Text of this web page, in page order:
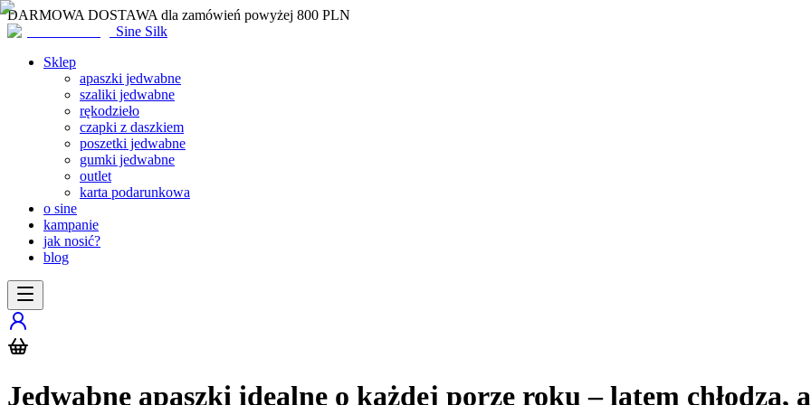
DARMOWA DOSTAWA dla zamówień powyżej 800 PLN
Sine Silk
Sklep
apaszki jedwabne
szaliki jedwabne
rękodzieło
czapki z daszkiem
poszetki jedwabne
gumki jedwabne
outlet
karta podarunkowa
o sine
kampanie
jak nosić?
blog
Jedwabne apaszki idealne o każdej porze roku – latem chłodzą,